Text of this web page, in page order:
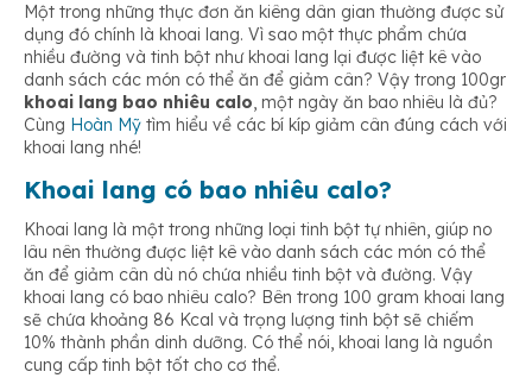
Chứa lượng nước cao
Lựa chọn loại khoai
Cách chế biến
Một trong những thực đơn ăn kiêng dân gian thường được sử
dụng đó chính là khoai lang. Vì sao một thực phẩm chứa
nhiều đường và tinh bột như khoai lang lại được liệt kê vào
danh sách các món có thể ăn để giảm cân? Vậy trong 100gr
khoai lang bao nhiêu calo, một ngày ăn bao nhiêu là đủ?
Cùng Hoàn Mỹ tìm hiểu về các bí kíp giảm cân đúng cách với
khoai lang nhé!
Khoai lang có bao nhiêu calo?
Khoai lang là một trong những loại tinh bột tự nhiên, giúp no
lâu nên thường được liệt kê vào danh sách các món có thể
ăn để giảm cân dù nó chứa nhiều tinh bột và đường. Vậy
khoai lang có bao nhiêu calo? Bên trong 100 gram khoai lang
sẽ chứa khoảng 86 Kcal và trọng lượng tinh bột sẽ chiếm
10% thành phần dinh dưỡng. Có thể nói, khoai lang là nguồn
cung cấp tinh bột tốt cho cơ thể.